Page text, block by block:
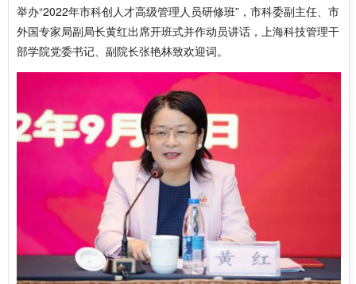
举办“2022年市科创人才高级管理人员研修班”，市科委副主任、市
外国专家局副局长黄红出席开班式并作动员讲话，上海科技管理干
部学院党委书记、副院长张艳林致欢迎词。